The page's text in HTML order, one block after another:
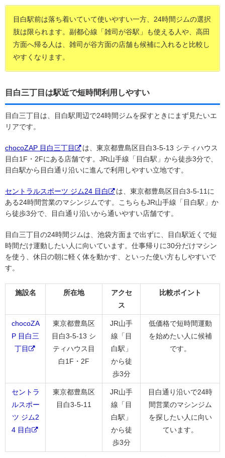
目白駅前は落ち着いていて使いやすい一方、24時間ジムの選択
肢は限られます。副都心線「雑司が谷駅」も使える人や、高田
方面へ帰る人は、雑司が谷方面の店舗も候補に入れると比較し
やすくなります。
目白三丁目は駅近で短時間利用しやすい
目白三丁目は、目白駅周辺で24時間ジムを探すときにまず見たいエ
リアです。
chocoZAP 目白三丁目
は、東京都豊島区目白3-5-13 シティハウス
目白1F・2Fにある店舗です。JR山手線「目白駅」から徒歩3分で、
目白駅から目白通り沿いに進んで利用しやすい立地です。
セントラルスポーツ ジム24 目白
は、東京都豊島区目白3-5-11に
ある24時間営業のマシンジムです。こちらもJR山手線「目白駅」か
ら徒歩3分で、目白通り沿いから通いやすい店舗です。
目白三丁目の24時間ジムは、池袋方面まで出ずに、目白駅近くで短
時間だけ運動したい人に向いています。仕事帰りに30分だけマシン
を使う、休日の朝に軽く体を動かす、といった使い方もしやすいで
す。
施設名 所在地
アクセ
ス
比較ポイント
chocoZA
P 目白三
丁目
東京都豊島区
目白3-5-13 シ
ティハウス目
白1F・2F
JR山手
線「目
白駅」
から徒
歩3分
低価格で短時間運動
を始めたい人に候補
です。
セントラ
ルスポー
ツ ジム2
4 目白
東京都豊島区
目白3-5-11
JR山手
線「目
白駅」
から徒
歩3分
目白通り沿いで24時
間営業のマシンジム
を探したい人に向い
ています。